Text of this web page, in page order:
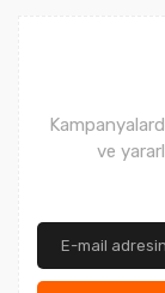
ve